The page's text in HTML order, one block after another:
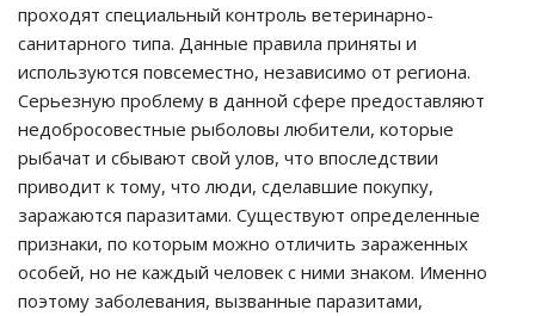
проходят специальный контроль ветеринарно-
санитарного типа. Данные правила приняты и
используются повсеместно, независимо от региона.
Серьезную проблему в данной сфере предоставляют
недобросовестные рыболовы любители, которые
рыбачат и сбывают свой улов, что впоследствии
приводит к тому, что люди, сделавшие покупку,
заражаются паразитами. Существуют определенные
признаки, по которым можно отличить зараженных
особей, но не каждый человек с ними знаком. Именно
поэтому заболевания, вызванные паразитами,